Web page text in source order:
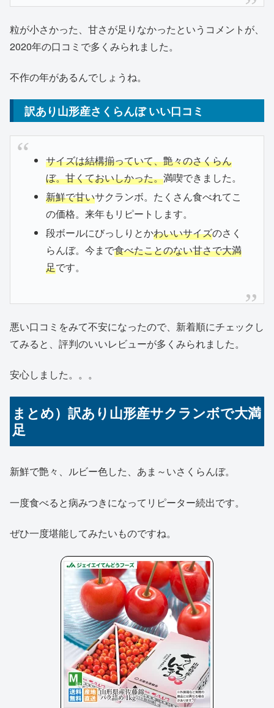
粒が小さかった、甘さが足りなかったというコメントが、
2020年の口コミで多くみられました。
不作の年があるんでしょうね。
訳あり山形産さくらんぼ いい口コミ
サイズは結構揃っていて、艶々のさくらん
ぼ。甘くておいしかった。満喫できました。
新鮮で甘いサクランボ。たくさん食べれてこ
の価格。来年もリピートします。
段ボールにびっしりとかわいいサイズのさく
らんぼ。今まで食べたことのない甘さで大満
足です。
悪い口コミをみて不安になったので、新着順にチェックし
てみると、評判のいいレビューが多くみられました。
安心しました。。。
まとめ）訳あり山形産サクランボで大満
足
新鮮で艶々、ルビー色した、あま～いさくらんぼ。
一度食べると病みつきになってリピーター続出です。
ぜひ一度堪能してみたいものですね。